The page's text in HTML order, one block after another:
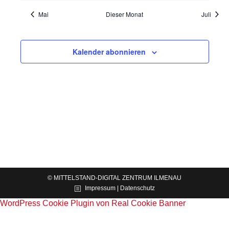
Mai Dieser Monat Juli
Kalender abonnieren
© MITTELSTAND-DIGITAL ZENTRUM ILMENAU
Impressum | Datenschutz
WordPress Cookie Plugin von Real Cookie Banner